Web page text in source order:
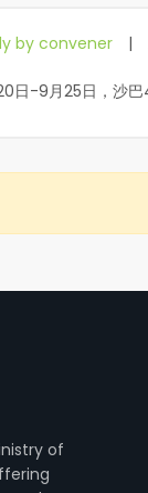
by convener |
日-9月25日，沙巴
of